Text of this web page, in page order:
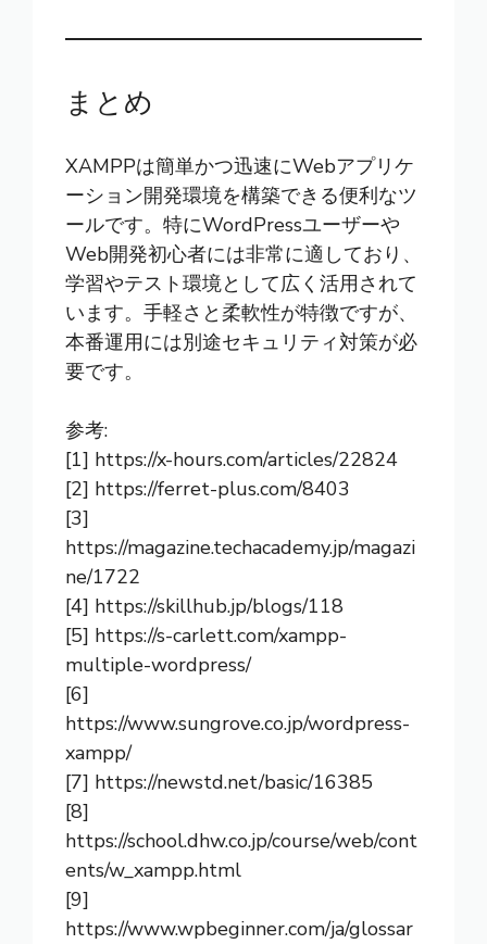
まとめ
XAMPPは簡単かつ迅速にWebアプリケ
ーション開発環境を構築できる便利なツ
ールです。特にWordPressユーザーや
Web開発初心者には非常に適しており、
学習やテスト環境として広く活用されて
います。手軽さと柔軟性が特徴ですが、
本番運用には別途セキュリティ対策が必
要です。
参考:
[1] https://x-hours.com/articles/22824
[2] https://ferret-plus.com/8403
[3]
https://magazine.techacademy.jp/magazi
ne/1722
[4] https://skillhub.jp/blogs/118
[5] https://s-carlett.com/xampp-
multiple-wordpress/
[6]
https://www.sungrove.co.jp/wordpress-
xampp/
[7] https://newstd.net/basic/16385
[8]
https://school.dhw.co.jp/course/web/cont
ents/w_xampp.html
[9]
https://www.wpbeginner.com/ja/glossar